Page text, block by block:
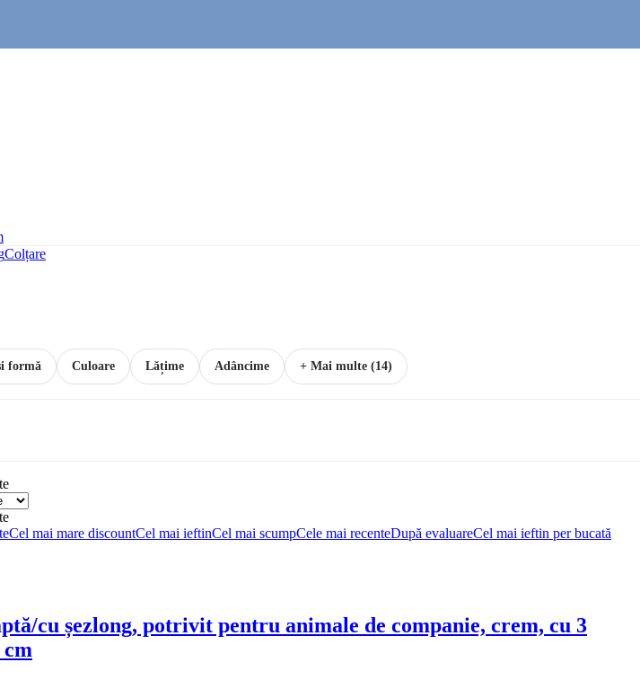
Colțare
formă Culoare Lățime Adâncime + Mai multe (14)
Cel mai mare discountCel mai ieftinCel mai scumpCele mai recenteDupă evaluareCel mai ieftin per bucată
cu șezlong, potrivit pentru animale de companie, crem, cu 3